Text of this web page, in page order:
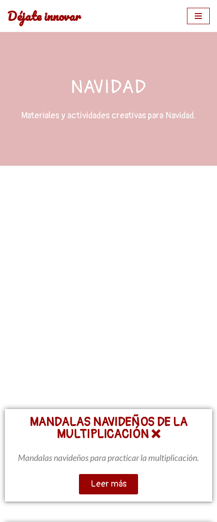
Saltar
Déjate innovar
NAVIDAD
Materiales y actividades creativas para Navidad.
MANDALAS NAVIDEÑOS DE LA
MULTIPLICACIÓN ❌
Mandalas navideños para practicar la multiplicación.
Leer más